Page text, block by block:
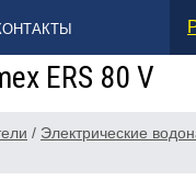
ERS 80 V
/ Электрические